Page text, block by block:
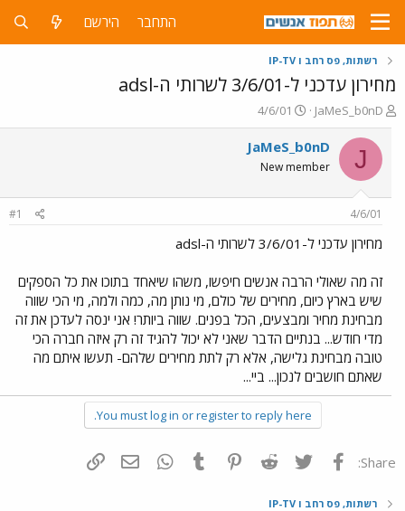
התחבר הירשם
רשתות, פס רחב ו IP-TV
מחירון עדכני ל-3/6/01 לשרותי ה-adsl
פ
ו
ת
ח
ה
ש
א
JaMeS_b0nD
פ
ו
ר
ס
ם
ר
4/6/01
J
JaMeS_b0nD
New member
4/6/01
#1
מחירון עדכני ל-3/6/01 לשרותי ה-adsl
זה מה שאולי הרבה אנשים חיפשו, משהו שיאחד בתוכו את כל הספקים
שיש בארץ כיום, מחירים של כולם, מי נותן מה, כמה ולמה, מי הכי שווה
מבחינת מחיר ומבצעים, הכל בפנים. שווה ביותר! אני ינסה לעדכן את זה
מדי חודש... בנתיים הדבר שאני לא יכול להגיד זה רק איזה חברה הכי
טובה מבחינת גלישה, אלא רק לתת מחירים שלהם- תעשו איתם מה
שאתם חושבים לנכון... ביי...
You must log in or register to reply here.
Share: פייסבוק Twitter
Reddit
Pinterest
Tumblr
WhatsAppדואר אלקטרוני
רשתות, פס רחב ו IP-TV